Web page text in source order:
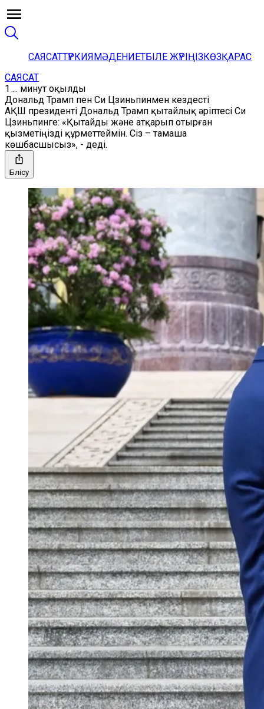
САЯСАТТҮРКИЯМӘДЕНИЕТБІЛЕ ЖҮРІҢІЗКӨЗҚАРАС
САЯСАТ
1 ... минут оқылды
Дональд Трамп пен Си Цзиньпинмен кездесті
АҚШ президенті Дональд Трамп қытайлық әріптесі Си
Цзиньпинге: «Қытайды және атқарып отырған
қызметіңізді құрметтеймін. Сіз – тамаша
көшбасшысыз», - деді.
Бөлісу